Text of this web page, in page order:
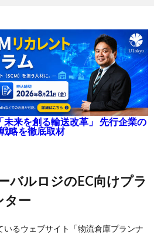
未来を創る輸送改革」 先行企業の
略を徹底取材
ター
るウェブサイト「物流倉庫プランナ